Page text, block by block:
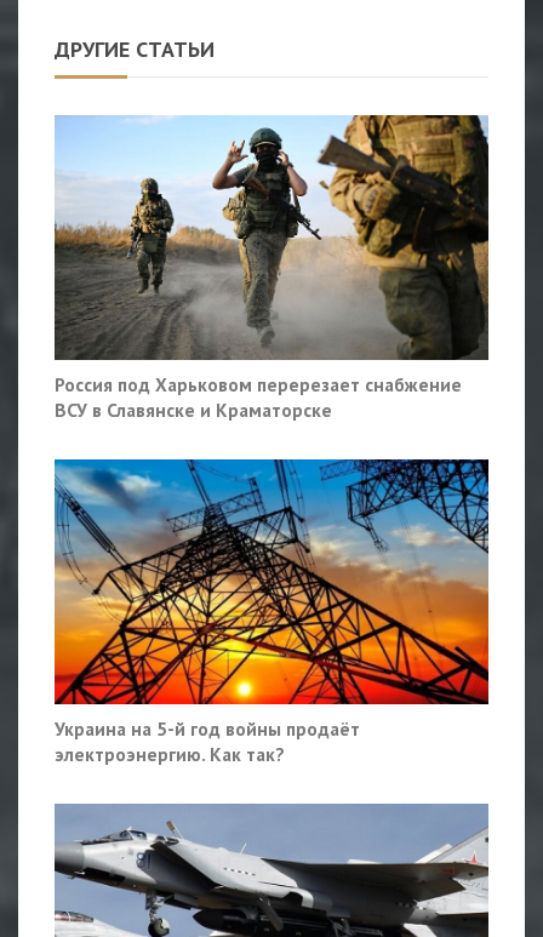
ДРУГИЕ СТАТЬИ
Россия под Харьковом перерезает снабжение
ВСУ в Славянске и Краматорске
Украина на 5-й год войны продаёт
электроэнергию. Как так?